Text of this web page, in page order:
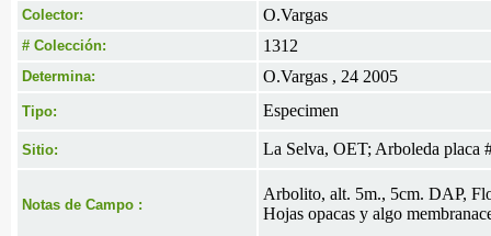
Colector: O.Vargas
# Colección: 1312
Determina: O.Vargas , 24 2005
Tipo: Especimen
Sitio: La Selva, OET; Arboleda placa
Notas de Campo :
Arbolito, alt. 5m., 5cm. DAP,
Hojas opacas y algo